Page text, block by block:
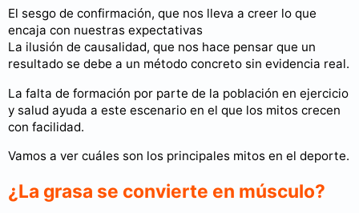
El sesgo de confirmación, que nos lleva a creer lo que
encaja con nuestras expectativas
La ilusión de causalidad, que nos hace pensar que un
resultado se debe a un método concreto sin evidencia real.
La falta de formación por parte de la población en ejercicio
y salud ayuda a este escenario en el que los mitos crecen
con facilidad.
Vamos a ver cuáles son los principales mitos en el deporte.
¿La grasa se convierte en músculo?